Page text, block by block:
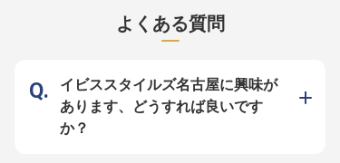
※2025年04月17日時点の情報です
業を通した街づくりをしませんか？
※この求人は2023年8月23日時点の
情報です
境で輝く
よくある質問
イビススタイルズ名古屋に興味が
あります、どうすれば良いです
か？